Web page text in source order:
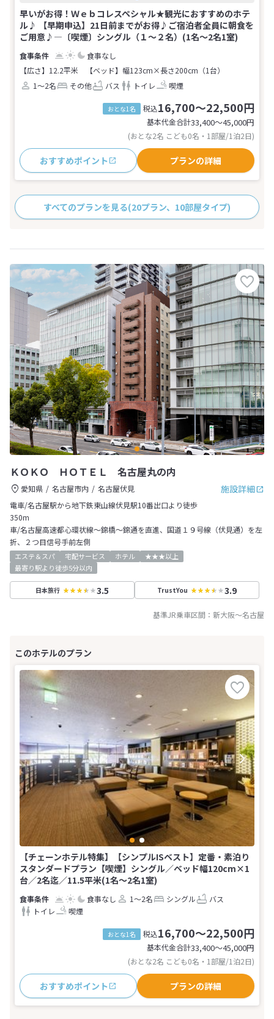
早いがお得！Ｗｅｂコレスペシャル★観光におすすめのホテ
ル♪ 【早期申込】21日前までがお得♪ご宿泊者全員に朝食を
ご用意♪―〔喫煙〕シングル（１～２名）(1名～2名1室)
食事なし
【広さ】12.2平米
【ベッド】幅123cm×長さ200cm（1台）
1～2名
その他 バス トイレ 喫煙
おとな1名 税込16,700～22,500円
基本代金合計33,400〜45,000円
(おとな2名 こども0名・1部屋/1泊2日)
おすすめポイント プランの詳細
すべてのプランを見る(20プラン、10部屋タイプ)
ＫＯＫＯ ＨＯＴＥＬ 名古屋丸の内
施設詳細
愛知県 名古屋市内
名古屋伏見
電車/名古屋駅から地下鉄東山線伏見駅10番出口より徒歩
350m
車/名古屋高速都心環状線～錦橋～錦通を直進、国道１９号線（伏見通）を左
折、２つ目信号手前左側
エステ＆スパ 宅配サービス ホテル
★★★以上
最寄り駅より徒歩5分以内
日本旅行 3.5 TrustYou 3.9
基準JR乗車区間： 新大阪～名古屋
【チェーンホテル特集】【シンプルISベスト】定番・素泊り
スタンダードプラン【喫煙】シングル／ベッド幅120cm×1
台／2名迄／11.5平米(1名～2名1室)
食事なし 1～2名 シングル
バス
トイレ
喫煙
おとな1名 税込16,700～22,500円
基本代金合計33,400〜45,000円
(おとな2名 こども0名・1部屋/1泊2日)
おすすめポイント プランの詳細